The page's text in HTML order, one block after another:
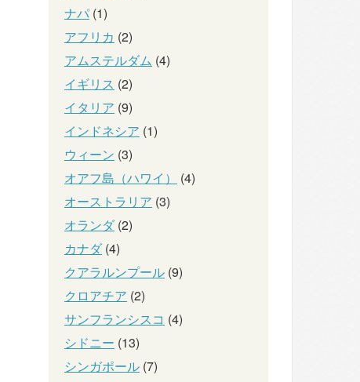
ナパ (1)
アフリカ (2)
アムステルダム (4)
イギリス (2)
イタリア (9)
インドネシア (1)
ウィーン (3)
オアフ島（ハワイ）
(4)
オーストラリア (3)
オランダ(2)
カナダ(4)
クアラルンプール (9)
クロアチア (2)
サンフランシスコ (4)
シドニー (13)
シンガポール (7)